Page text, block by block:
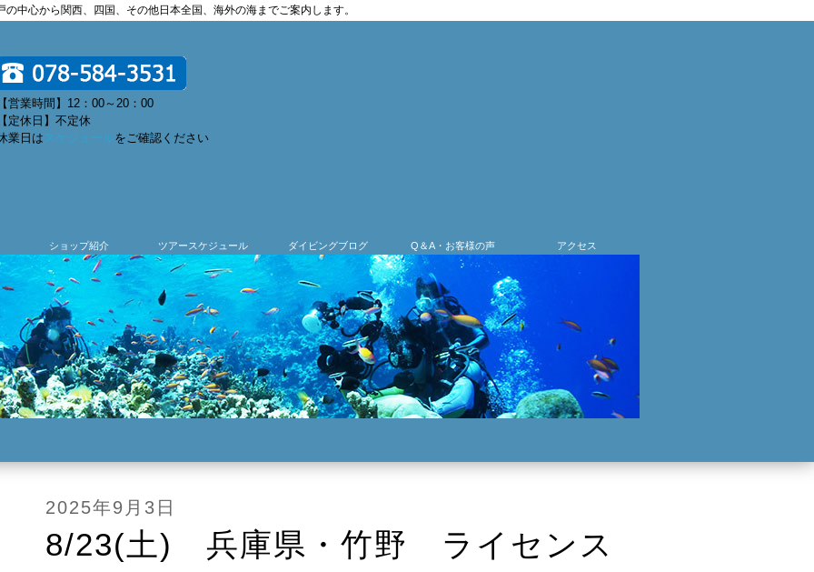
中心から関西、四国、その他日本全国、海外の海までご案内します。
営業時間】12：00～20：00
定休日】不定休
業日は スケジュールをご確認ください
ショップ紹介 ツアースケジュール ダイビングブログ Q＆A・お客様の声 アクセス
2025年9月3日
8/23(土) 兵庫県・竹野 ライセンス